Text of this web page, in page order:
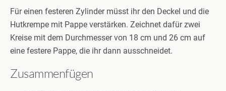
Für einen festeren Zylinder müsst ihr den Deckel und die
Hutkrempe mit Pappe verstärken. Zeichnet dafür zwei
Kreise mit dem Durchmesser von 18 cm und 26 cm auf
eine festere Pappe, die ihr dann ausschneidet.
Zusammenfügen